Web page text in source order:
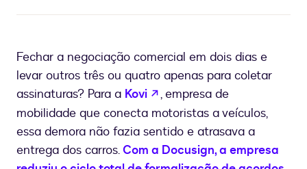
Fechar a negociação comercial em dois dias e
levar outros três ou quatro apenas para coletar
assinaturas? Para a Kovi se abre en una nueva
, empresa de
mobilidade que conecta motoristas a veículos,
essa demora não fazia sentido e atrasava a
entrega dos carros.Com a Docusign, a empresa